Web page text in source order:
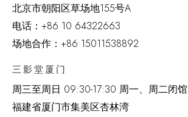
北京市朝阳区草场地155号A
电话： +86 10 64322663
场地合作：+86 15011538892
三影堂厦门
周三至周日 09:30-17:30 周一、周二闭馆
福建省厦门市集美区杏林湾